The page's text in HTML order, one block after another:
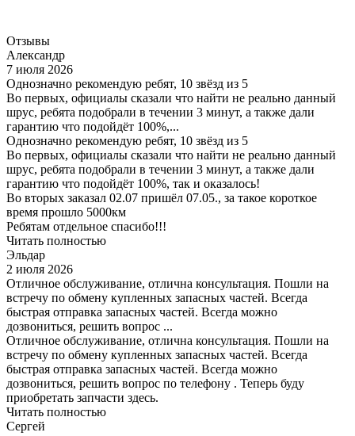
Отзывы
Александр
7 июля 2026
Однозначно рекомендую ребят, 10 звёзд из 5
Во первых, официалы сказали что найти не реально данный
шрус, ребята подобрали в течении 3 минут, а также дали
гарантию что подойдёт 100%,...
Однозначно рекомендую ребят, 10 звёзд из 5
Во первых, официалы сказали что найти не реально данный
шрус, ребята подобрали в течении 3 минут, а также дали
гарантию что подойдёт 100%, так и оказалось!
Во вторых заказал 02.07 пришёл 07.05., за такое короткое
время прошло 5000км
Ребятам отдельное спасибо!!!
Читать полностью
Эльдар
2 июля 2026
Отличное обслуживание, отлична консультация. Пошли на
встречу по обмену купленных запасных частей. Всегда
быстрая отправка запасных частей. Всегда можно
дозвониться, решить вопрос ...
Отличное обслуживание, отлична консультация. Пошли на
встречу по обмену купленных запасных частей. Всегда
быстрая отправка запасных частей. Всегда можно
дозвониться, решить вопрос по телефону . Теперь буду
приобретать запчасти здесь.
Читать полностью
Сергей